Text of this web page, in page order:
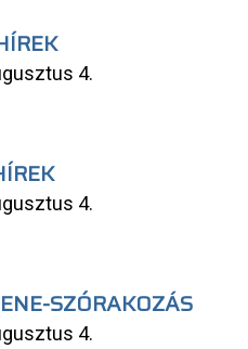
4.
4.
SZÓRAKOZÁS
4.